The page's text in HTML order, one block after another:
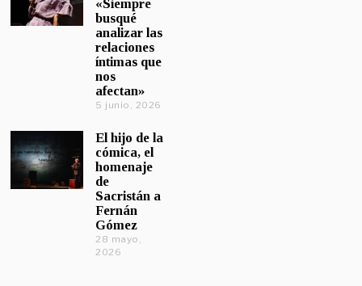
«Siempre
busqué
analizar las
relaciones
íntimas que
nos
afectan»
5 junio, 2026
El hijo de la
cómica, el
homenaje
de
Sacristán a
Fernán
Gómez
28 mayo,
2026